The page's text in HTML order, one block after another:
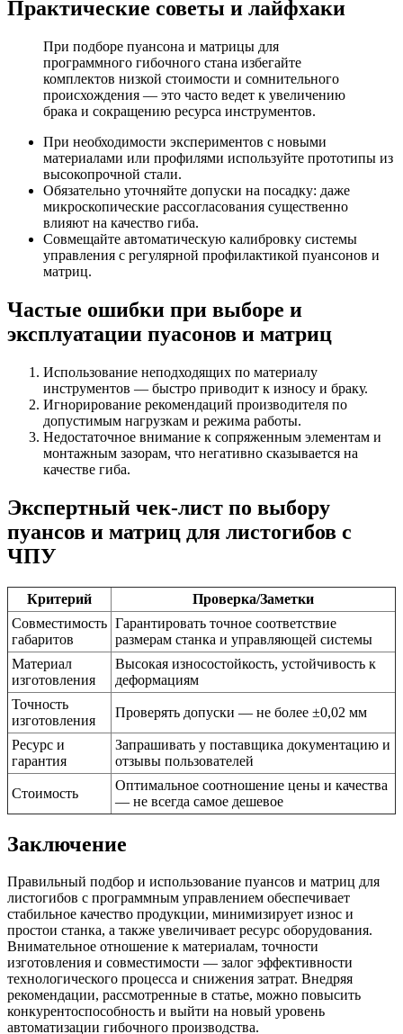
Практические советы и лайфхаки
При подборе пуансона и матрицы для
программного гибочного стана избегайте
комплектов низкой стоимости и сомнительного
происхождения — это часто ведет к увеличению
брака и сокращению ресурса инструментов.
При необходимости экспериментов с новыми
материалами или профилями используйте прототипы из
высокопрочной стали.
Обязательно уточняйте допуски на посадку: даже
микроскопические рассогласования существенно
влияют на качество гиба.
Совмещайте автоматическую калибровку системы
управления с регулярной профилактикой пуансонов и
матриц.
Частые ошибки при выборе и
эксплуатации пуасонов и матриц
Использование неподходящих по материалу
инструментов — быстро приводит к износу и браку.
Игнорирование рекомендаций производителя по
допустимым нагрузкам и режима работы.
Недостаточное внимание к сопряженным элементам и
монтажным зазорам, что негативно сказывается на
качестве гиба.
Экспертный чек-лист по выбору
пуансов и матриц для листогибов с
ЧПУ
Критерий
Проверка/Заметки
Совместимость
габаритов
Гарантировать точное соответствие
размерам станка и управляющей системы
Материал
изготовления
Высокая износостойкость, устойчивость к
деформациям
Точность
изготовления
Проверять допуски — не более ±0,02 мм
Ресурс и
гарантия
Запрашивать у поставщика документацию и
отзывы пользователей
Стоимость
Оптимальное соотношение цены и качества
— не всегда самое дешевое
Заключение
Правильный подбор и использование пуансов и матриц для
листогибов с программным управлением обеспечивает
стабильное качество продукции, минимизирует износ и
простои станка, а также увеличивает ресурс оборудования.
Внимательное отношение к материалам, точности
изготовления и совместимости — залог эффективности
технологического процесса и снижения затрат. Внедряя
рекомендации, рассмотренные в статье, можно повысить
конкурентоспособность и выйти на новый уровень
автоматизации гибочного производства.